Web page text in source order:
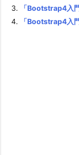
「Bootstrap4入
「Bootstrap4入